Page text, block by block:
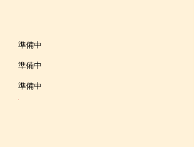
プラン内容はヘア付きプレミアムプランと同じで、学生限定の特別プランで
す！着物レンタルならお手頃価格の学割プラン！学年や国籍は問わず、学生証
準備中
準備中
準備中